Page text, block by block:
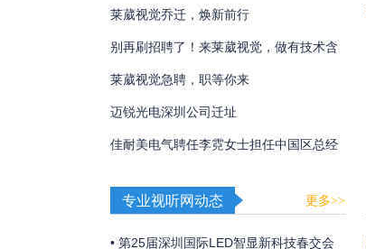
莱葳视觉乔迁，焕新前行
别再刷招聘了！来莱葳视觉，做有技术含
量的事
莱葳视觉急聘，职等你来
迈锐光电深圳公司迁址
佳耐美电气聘任李霓女士担任中国区总经
专业视听网动态 更多>>
• 第25届深圳国际LED智显新科技春交会